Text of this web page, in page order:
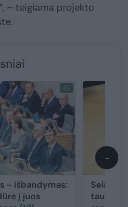
– teigiama projekto
– išbandymas:
į juos
Seimo
→